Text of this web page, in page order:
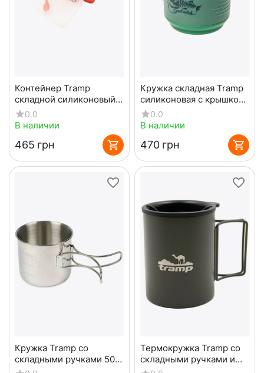
Контейнер Tramp
складной силиконовый
на 2 отсека с крышкой
защелкой 900ml с
ловилкой Orange
0.0
В наличии
‍465‍ грн
Кружка складная Tramp
силиконовая с крышкой
350мл Olive
0.0
В наличии
‍470‍ грн
Кружка Tramp со
складными ручками 500
мл. UTRC-037 метал
Термокружка Tramp со
складными ручками и
поилкой 400 мл UTRC-